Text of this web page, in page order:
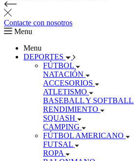
Contacte con nosotros
Menu
Menu
DEPORTES
FÚTBOL
NATACIÓN
ACCESORIOS
ATLETISMO
BASEBALL Y SOFTBALL
RENDIMIENTO
SQUASH
CAMPING
FÚTBOL AMERICANO
FUTSAL
ROPA